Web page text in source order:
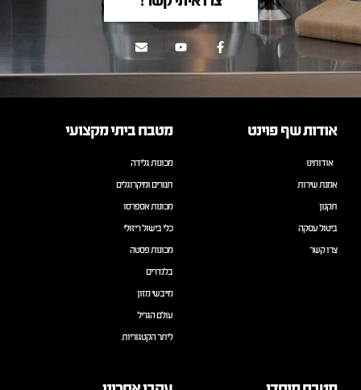
אודות שף פוינט
אודותינו
אמנת שירות
תקנון
ביטול עסקה
צרו קשר
מטבח ביתי מקצועי
מכונות גלידה
תנורים ומיקרוגלים
מכונות אספרסו
כלי בישול ריזולי
מכונות פסטה
בלנדרים
מייבשי מזון
עולם הגריל
ליתר הקטגוריות